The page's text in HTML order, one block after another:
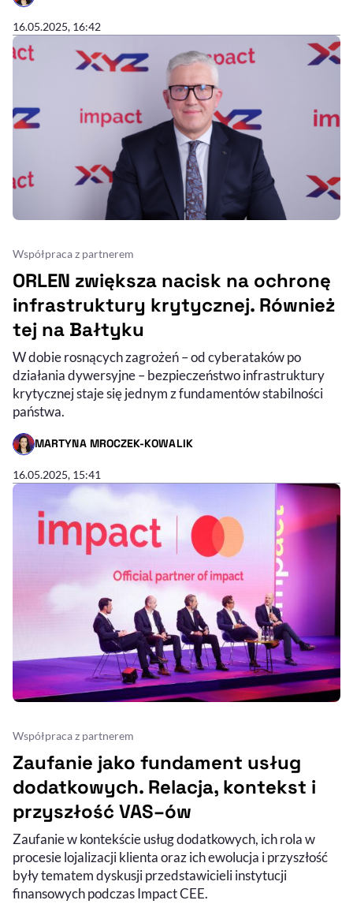
16.05.2025, 16:42
Współpraca z partnerem
ORLEN zwiększa nacisk na ochronę
infrastruktury krytycznej. Również
tej na Bałtyku
W dobie rosnących zagrożeń – od cyberataków po
działania dywersyjne – bezpieczeństwo infrastruktury
krytycznej staje się jednym z fundamentów stabilności
państwa.
MARTYNA MROCZEK-KOWALIK
- AUTOR ARTYKUŁU - PROFIL
16.05.2025, 15:41
Współpraca z partnerem
Zaufanie jako fundament usług
dodatkowych. Relacja, kontekst i
przyszłość VAS–ów
Zaufanie w kontekście usług dodatkowych, ich rola w
procesie lojalizacji klienta oraz ich ewolucja i przyszłość
były tematem dyskusji przedstawicieli instytucji
finansowych podczas Impact CEE.